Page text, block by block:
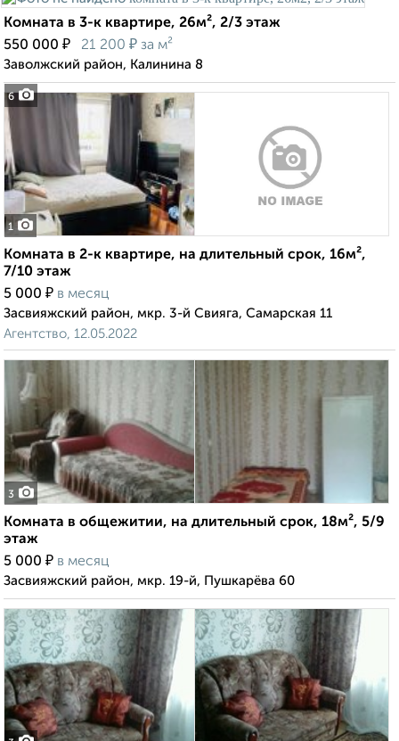
6
Комната в 3-к квартире, 26м², 2/3 этаж
550 000 ₽ 21 200 ₽ за м²
Заволжский район, Калинина 8
1
Комната в 2-к квартире, на длительный срок, 16м²,
7/10 этаж
5 000 ₽ в месяц
Засвияжский район, мкр. 3-й Свияга, Самарская 11
Агентство, 12.05.2022
3
Комната в общежитии, на длительный срок, 18м², 5/9
этаж
5 000 ₽ в месяц
Засвияжский район, мкр. 19-й, Пушкарёва 60